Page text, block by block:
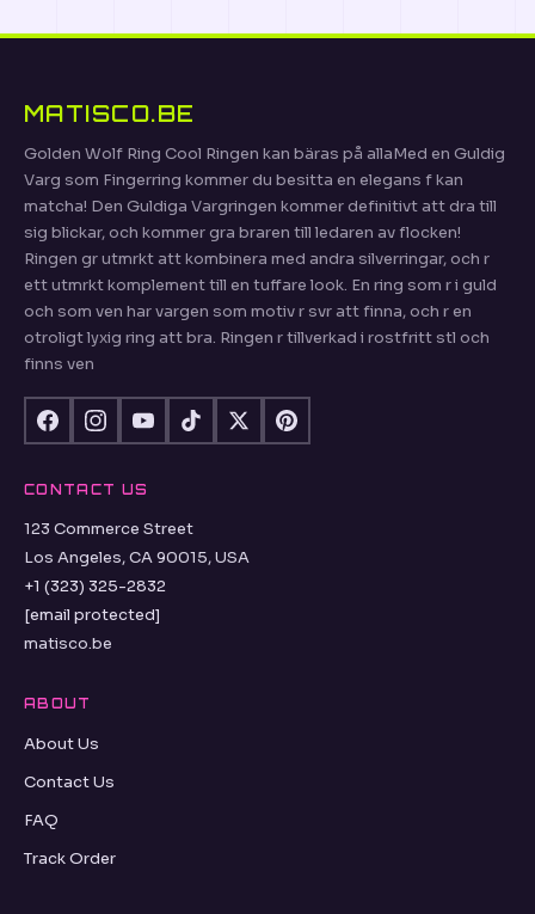
MATISCO.BE
Golden Wolf Ring Cool Ringen kan bäras på allaMed en Guldig
Varg som Fingerring kommer du besitta en elegans f kan
matcha! Den Guldiga Vargringen kommer definitivt att dra till
sig blickar, och kommer gra braren till ledaren av flocken!
Ringen gr utmrkt att kombinera med andra silverringar, och r
ett utmrkt komplement till en tuffare look. En ring som r i guld
och som ven har vargen som motiv r svr att finna, och r en
otroligt lyxig ring att bra. Ringen r tillverkad i rostfritt stl och
finns ven
CONTACT US
123 Commerce Street
Los Angeles, CA 90015, USA
+1 (323) 325-2832
[email protected]
matisco.be
ABOUT
About Us
Contact Us
FAQ
Track Order